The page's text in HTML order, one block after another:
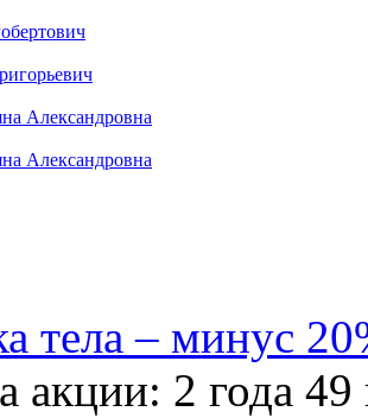
Александровна
Александровна
тела – минус
акции: 2 года 49